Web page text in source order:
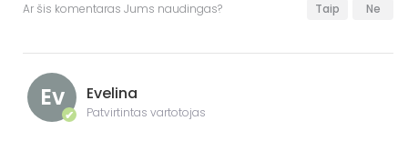
Ar šis komentaras Jums naudingas? Taip Ne
Ev
✔
Evelina
Patvirtintas vartotojas